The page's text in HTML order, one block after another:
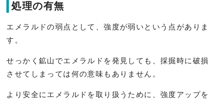
処理の有無
エメラルドの弱点として、強度が弱いという点がありま
す。
せっかく鉱山でエメラルドを発見しても、採掘時に破損
させてしまっては何の意味もありません。
より安全にエメラルドを取り扱うために、強度アップを